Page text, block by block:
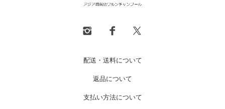
配送・送料について
返品について
支払い方法について